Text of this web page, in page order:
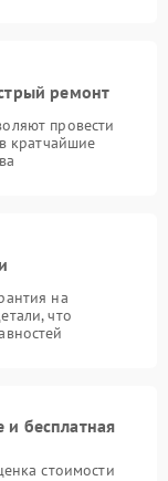
ремонт
провести
кратчайшие
на
что
и бесплатная
стоимости